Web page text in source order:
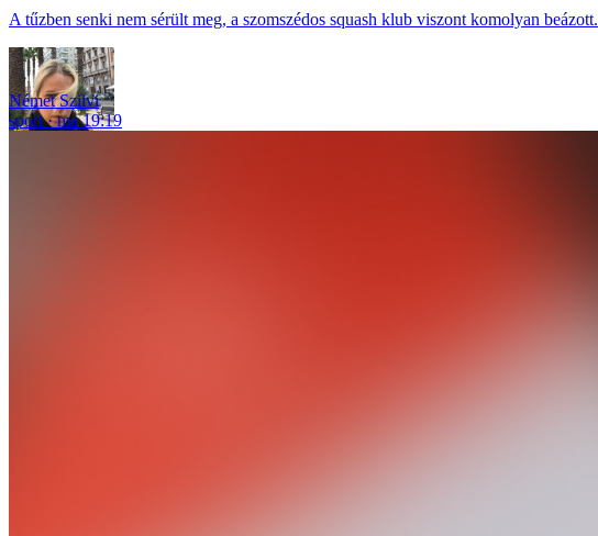
A tűzben senki nem sérült meg, a szomszédos squash klub viszont komolyan beázott.
Német Szilvi
sport
ma 19:19